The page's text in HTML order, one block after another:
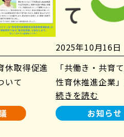
休取得促進
いて
2025年10月16日
「共働き・共育
性育休推進企業
使用について
続きを読む
お知らせ